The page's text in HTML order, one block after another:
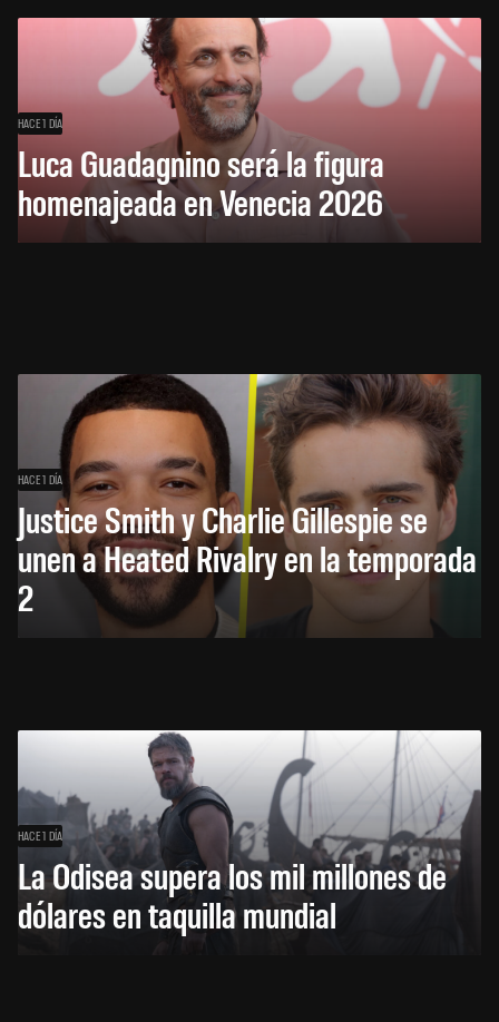
HACE 1 DÍA
Luca Guadagnino será la figura
homenajeada en Venecia 2026
HACE 1 DÍA
Justice Smith y Charlie Gillespie se
unen a Heated Rivalry en la temporada
2
HACE 1 DÍA
La Odisea supera los mil millones de
dólares en taquilla mundial